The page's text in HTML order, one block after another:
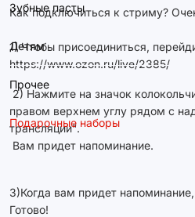
Зубные пасты
Детям
Прочее
Подарочные наборы
Как подключиться к стриму?
1) Чтобы присоединиться,
https://www.ozon.ru/live/2385/
2) Нажмите на значок
правом верхнем углу рядом с
трансляции".
Вам придет напоминание.
3)Когда вам придет
Готово!